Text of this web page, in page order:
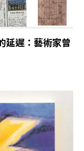
延遲：藝術家曾